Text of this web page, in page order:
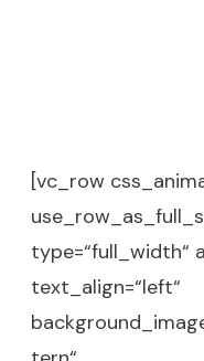
[vc_row
type=“full_width“
text_align=“left“